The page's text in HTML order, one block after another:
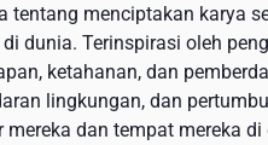
tentang menciptakan karya
dunia. Terinspirasi oleh
ketahanan, dan
lingkungan, dan
dan tempat mereka di